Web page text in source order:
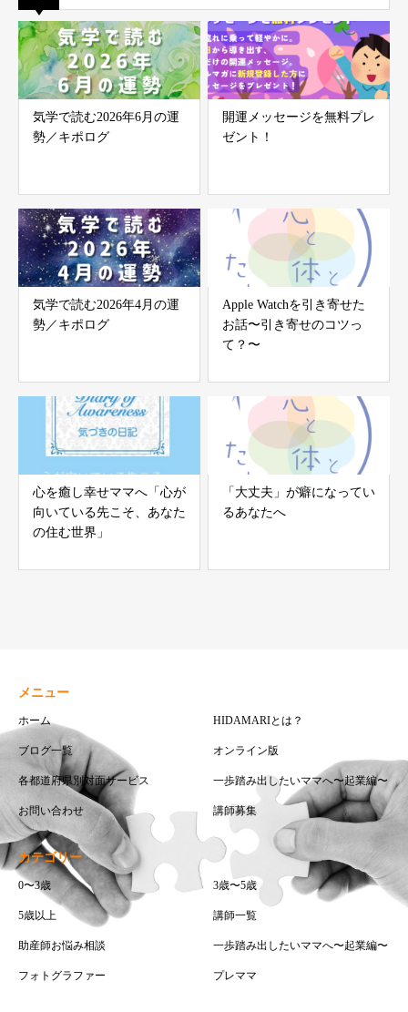
気学で読む2026年6月の運
勢／キポログ
開運メッセージを無料プレ
ゼント！
気学で読む2026年4月の運
勢／キポログ
Apple Watchを引き寄せた
お話〜引き寄せのコツっ
て？〜
心を癒し幸せママへ「心が
向いている先こそ、あなた
の住む世界」
「大丈夫」が癖になってい
るあなたへ
メニュー
ホーム HIDAMARIとは？
ブログ一覧 オンライン版
各都道府県別対面サービス 一歩踏み出したいママへ〜起業編〜
お問い合わせ 講師募集
カテゴリー
0〜3歳 3歳〜5歳
5歳以上 講師一覧
助産師お悩み相談 一歩踏み出したいママへ〜起業編〜
フォトグラファー プレママ